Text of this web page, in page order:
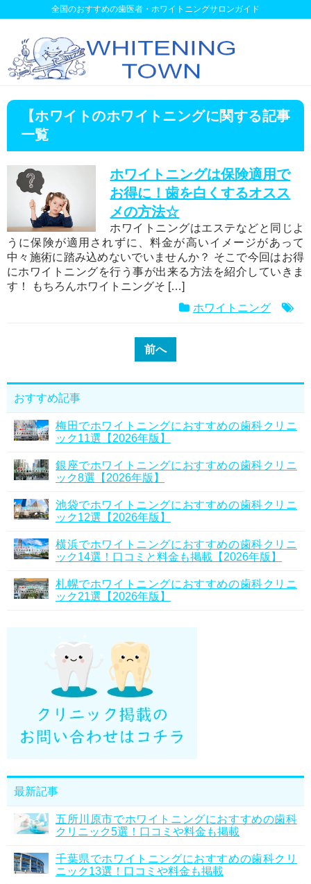
全国のおすすめの歯医者・ホワイトニングサロンガイド
【ホワイトのホワイトニングに関する記事
一覧
ホワイトニングは保険適用で
お得に！歯を白くするオスス
メの方法☆
ホワイトニングはエステなどと同じよ
うに保険が適用されずに、料金が高いイメージがあって
中々施術に踏み込めないでいませんか？ そこで今回はお得
にホワイトニングを行う事が出来る方法を紹介していきま
す！ もちろんホワイトニングそ […]
ホワイトニング
前へ
おすすめ記事
梅田でホワイトニングにおすすめの歯科クリニ
ック11選【2026年版】
銀座でホワイトニングにおすすめの歯科クリニ
ック8選【2026年版】
池袋でホワイトニングにおすすめの歯科クリニ
ック12選【2026年版】
横浜でホワイトニングにおすすめの歯科クリニ
ック14選！口コミと料金も掲載【2026年版】
札幌でホワイトニングにおすすめの歯科クリニ
ック21選【2026年版】
最新記事
五所川原市でホワイトニングにおすすめの歯科
クリニック5選！口コミや料金も掲載
千葉県でホワイトニングにおすすめの歯科クリ
ニック13選！口コミや料金も掲載